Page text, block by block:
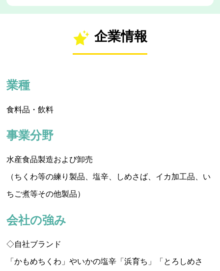
企業情報
業種
食料品・飲料
事業分野
水産食品製造および卸売
（ちくわ等の練り製品、塩辛、しめさば、イカ加工品、い
ちご煮等その他製品）
会社の強み
◇自社ブランド
「かもめちくわ」やいかの塩辛「浜育ち」「とろしめさ